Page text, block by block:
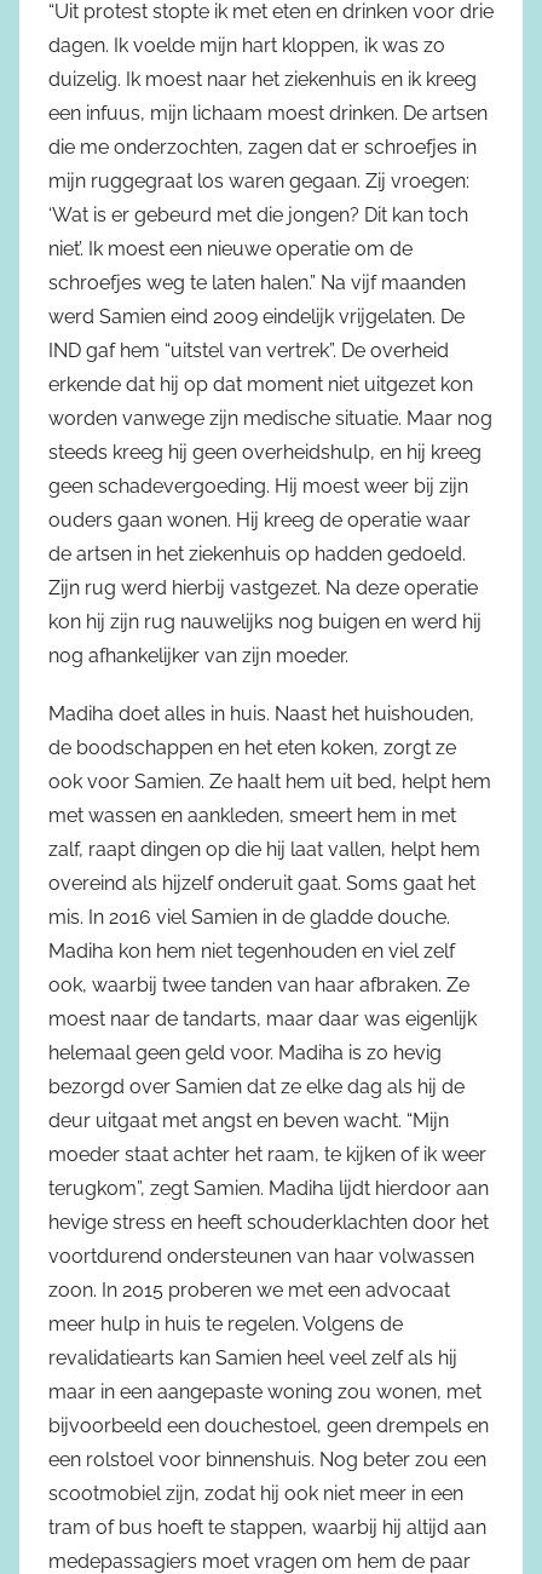
“Uit protest stopte ik met eten en drinken voor drie
dagen. Ik voelde mijn hart kloppen, ik was zo
duizelig. Ik moest naar het ziekenhuis en ik kreeg
een infuus, mijn lichaam moest drinken. De artsen
die me onderzochten, zagen dat er schroefjes in
mijn ruggegraat los waren gegaan. Zij vroegen:
‘Wat is er gebeurd met die jongen? Dit kan toch
niet’. Ik moest een nieuwe operatie om de
schroefjes weg te laten halen.” Na vijf maanden
werd Samien eind 2009 eindelijk vrijgelaten. De
IND gaf hem “uitstel van vertrek”. De overheid
erkende dat hij op dat moment niet uitgezet kon
worden vanwege zijn medische situatie. Maar nog
steeds kreeg hij geen overheidshulp, en hij kreeg
geen schadevergoeding. Hij moest weer bij zijn
ouders gaan wonen. Hij kreeg de operatie waar
de artsen in het ziekenhuis op hadden gedoeld.
Zijn rug werd hierbij vastgezet. Na deze operatie
kon hij zijn rug nauwelijks nog buigen en werd hij
nog afhankelijker van zijn moeder.
Madiha doet alles in huis. Naast het huishouden,
de boodschappen en het eten koken, zorgt ze
ook voor Samien. Ze haalt hem uit bed, helpt hem
met wassen en aankleden, smeert hem in met
zalf, raapt dingen op die hij laat vallen, helpt hem
overeind als hijzelf onderuit gaat. Soms gaat het
mis. In 2016 viel Samien in de gladde douche.
Madiha kon hem niet tegenhouden en viel zelf
ook, waarbij twee tanden van haar afbraken. Ze
moest naar de tandarts, maar daar was eigenlijk
helemaal geen geld voor. Madiha is zo hevig
bezorgd over Samien dat ze elke dag als hij de
deur uitgaat met angst en beven wacht. “Mijn
moeder staat achter het raam, te kijken of ik weer
terugkom”, zegt Samien. Madiha lijdt hierdoor aan
hevige stress en heeft schouderklachten door het
voortdurend ondersteunen van haar volwassen
zoon. In 2015 proberen we met een advocaat
meer hulp in huis te regelen. Volgens de
revalidatiearts kan Samien heel veel zelf als hij
maar in een aangepaste woning zou wonen, met
bijvoorbeeld een douchestoel, geen drempels en
een rolstoel voor binnenshuis. Nog beter zou een
scootmobiel zijn, zodat hij ook niet meer in een
tram of bus hoeft te stappen, waarbij hij altijd aan
medepassagiers moet vragen om hem de paar